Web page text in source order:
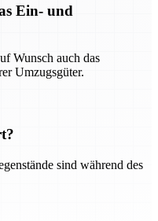
Ein- und
Wunsch auch das
Umzugsgüter.
sind während des